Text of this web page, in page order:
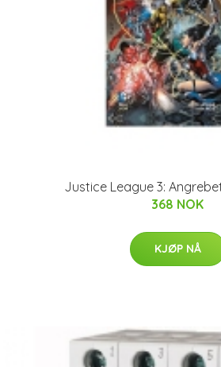
Justice League 3:
368 NOK
KJØP NÅ